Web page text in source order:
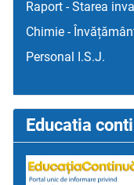
Raport - Starea
Chimie -
Personal I.S.J.
Educatia